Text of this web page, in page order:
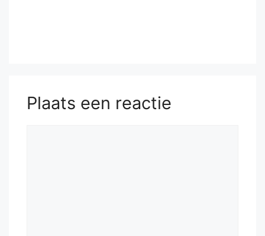
Plaats een reactie